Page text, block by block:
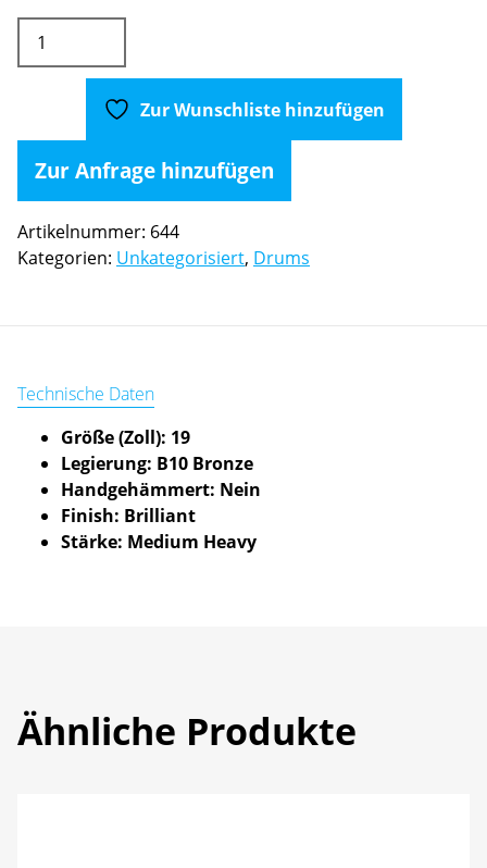
SoundCaster
Menge
Zur Wunschliste hinzufügen
Zur Anfrage hinzufügen
Artikelnummer: 644
Kategorien: Unkategorisiert, Drums
Technische Daten
Größe (Zoll): 19
Legierung: B10 Bronze
Handgehämmert: Nein
Finish: Brilliant
Stärke: Medium Heavy
Ähnliche Produkte